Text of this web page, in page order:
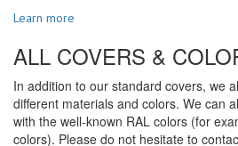
Learn more
ALL COVERS &
In addition to our standard covers, we
different materials and colors. We can
with the well-known RAL colors (for
colors). Please do not hesitate to